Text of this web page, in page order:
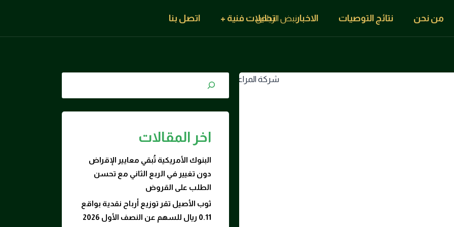
من نحن نتائج التوصيات الاخبار تحليلات فنية اتصل بنا
اخر المقالات
البنوك الأمريكية تُبقي معايير الإقراض
دون تغيير في الربع الثاني مع تحسن
الطلب على القروض
ثوب الأصيل تقر توزيع أرباح نقدية بواقع
0.11 ريال للسهم عن النصف الأول 2026